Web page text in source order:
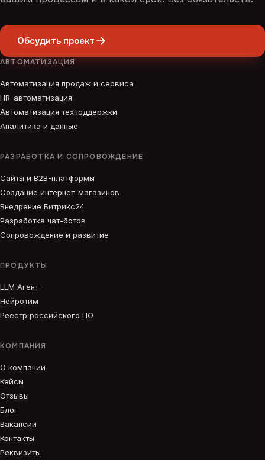
Обсудить проект
АВТОМАТИЗАЦИЯ
Автоматизация продаж и сервиса
HR-автоматизация
Автоматизация техподдержки
Аналитика и данные
РАЗРАБОТКА И СОПРОВОЖДЕНИЕ
Сайты и B2B-платформы
Создание интернет-магазинов
Внедрение Битрикс24
Разработка чат-ботов
Сопровождение и развитие
ПРОДУКТЫ
LLM Агент
Нейротим
Реестр российского ПО
КОМПАНИЯ
О компании
Кейсы
Отзывы
Блог
Вакансии
Контакты
Реквизиты